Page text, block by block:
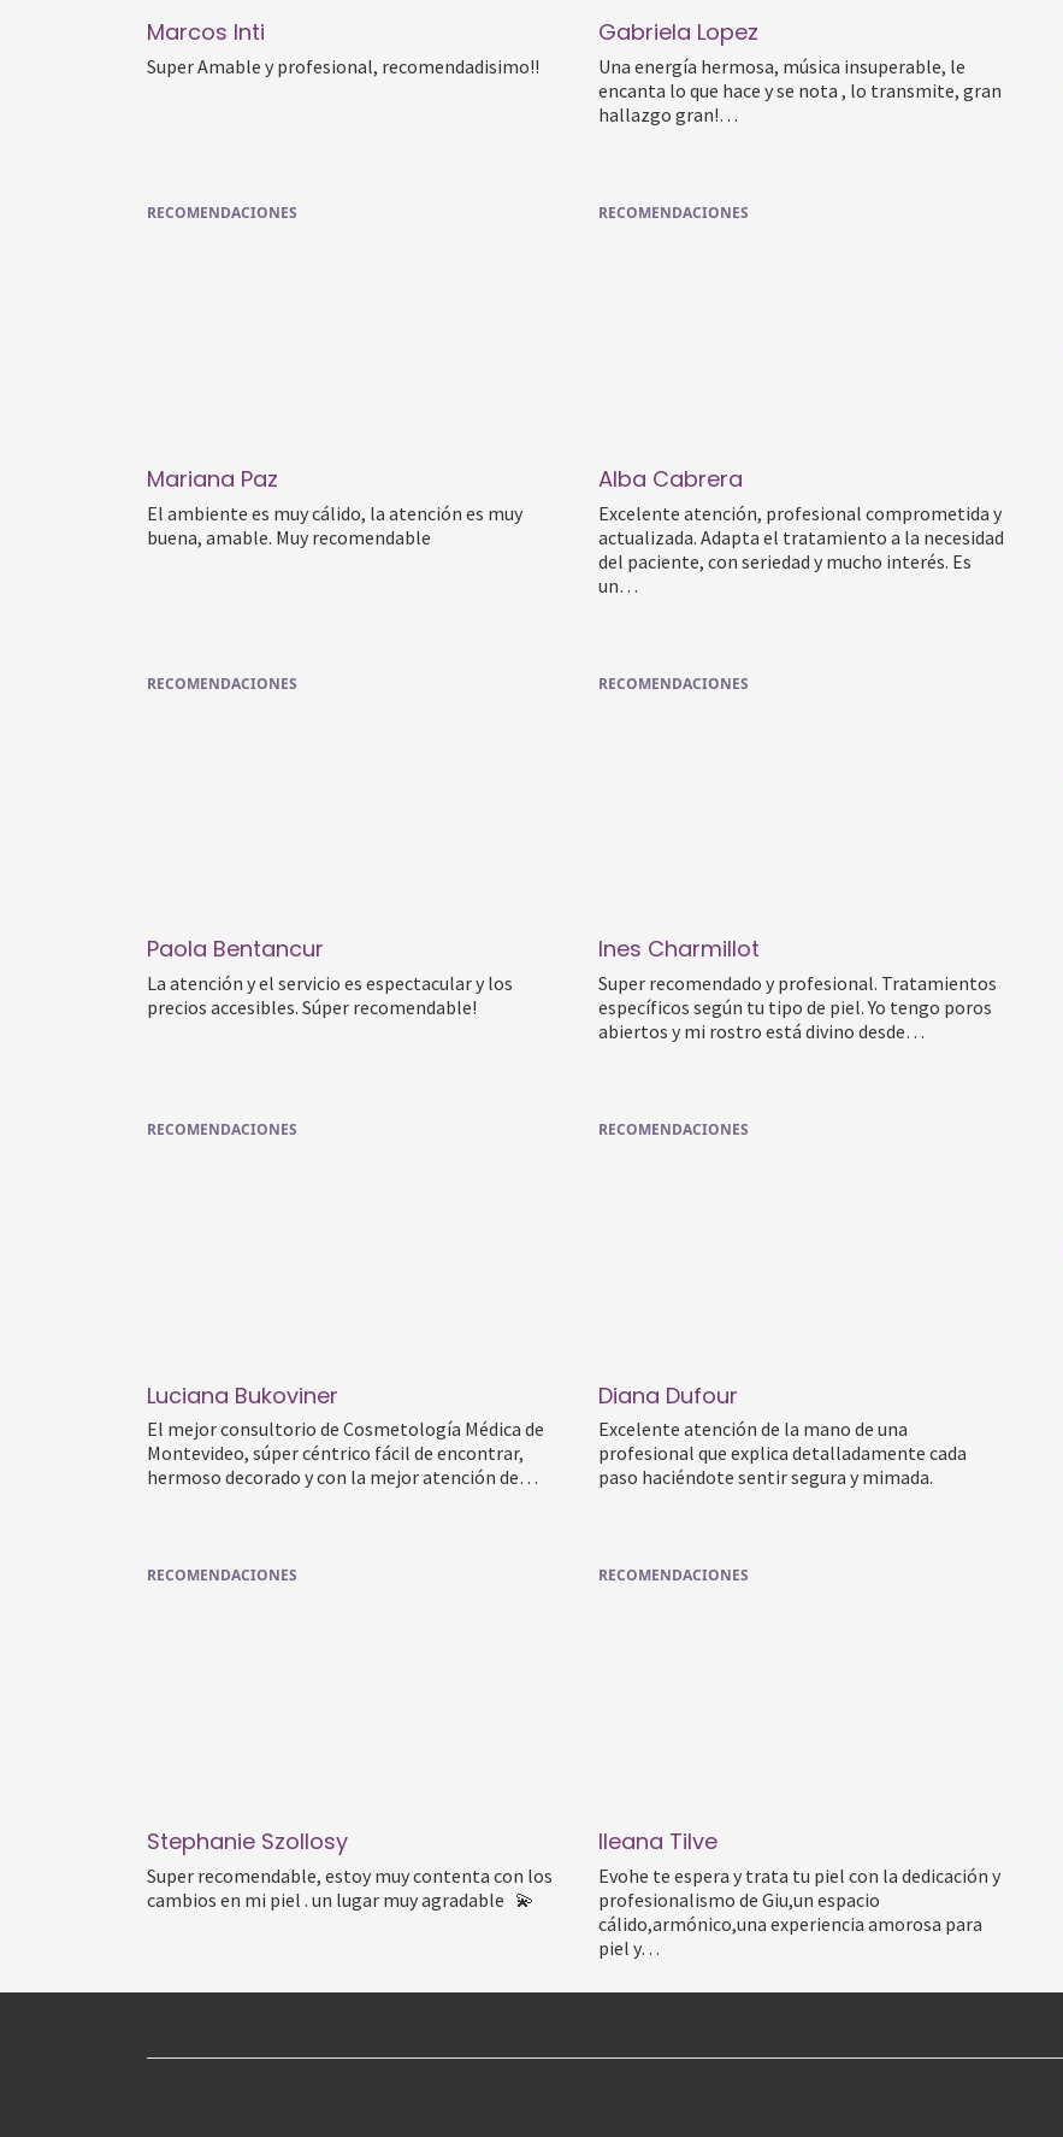
Marcos Inti
Super Amable y profesional, recomendadisimo!!
Gabriela Lopez
Una energía hermosa, música insuperable, le
encanta lo que hace y se nota , lo transmite, gran
hallazgo gran!…
RECOMENDACIONES
Mariana Paz
El ambiente es muy cálido, la atención es muy
buena, amable. Muy recomendable
RECOMENDACIONES
Alba Cabrera
Excelente atención, profesional comprometida y
actualizada. Adapta el tratamiento a la necesidad
del paciente, con seriedad y mucho interés. Es
un…
RECOMENDACIONES
Paola Bentancur
La atención y el servicio es espectacular y los
precios accesibles. Súper recomendable!
RECOMENDACIONES
Ines Charmillot
Super recomendado y profesional. Tratamientos
específicos según tu tipo de piel. Yo tengo poros
abiertos y mi rostro está divino desde…
RECOMENDACIONES
Luciana Bukoviner
El mejor consultorio de Cosmetología Médica de
Montevideo, súper céntrico fácil de encontrar,
hermoso decorado y con la mejor atención de…
RECOMENDACIONES
Diana Dufour
Excelente atención de la mano de una
profesional que explica detalladamente cada
paso haciéndote sentir segura y mimada.
RECOMENDACIONES
Stephanie Szollosy
Super recomendable, estoy muy contenta con los
cambios en mi piel . un lugar muy agradable 💫
RECOMENDACIONES
Ileana Tilve
Evohe te espera y trata tu piel con la dedicación y
profesionalismo de Giu,un espacio
cálido,armónico,una experiencia amorosa para
piel y…